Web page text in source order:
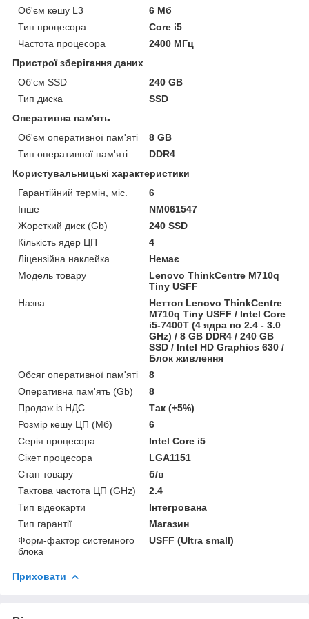
Об'єм кешу L3
6 Мб
Тип процесора
Core i5
Частота процесора
2400 МГц
Пристрої зберігання даних
Об'єм SSD
240 GB
Тип диска
SSD
Оперативна пам'ять
Об'єм оперативної пам'яті
8 GB
Тип оперативної пам'яті
DDR4
Користувальницькі характеристики
Гарантійний термін, міс.
6
Інше
NM061547
Жорсткий диск (Gb)
240 SSD
Кількість ядер ЦП
4
Ліцензійна наклейка
Немає
Модель товару
Lenovo ThinkCentre M710q
Tiny USFF
Назва
Неттоп Lenovo ThinkCentre
M710q Tiny USFF / Intel Core
i5-7400T (4 ядра по 2.4 - 3.0
GHz) / 8 GB DDR4 / 240 GB
SSD / Intel HD Graphics 630 /
Блок живлення
Обсяг оперативної пам'яті
8
Оперативна пам'ять (Gb)
8
Продаж із НДС
Так (+5%)
Розмір кешу ЦП (Мб)
6
Серія процесора
Intel Core i5
Сікет процесора
LGA1151
Стан товару
б/в
Тактова частота ЦП (GHz)
2.4
Тип відеокарти
Інтегрована
Тип гарантії
Магазин
Форм-фактор системного
блока
USFF (Ultra small)
Приховати